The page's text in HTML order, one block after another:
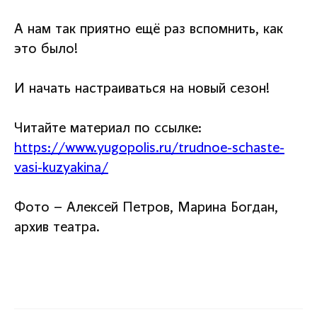
А нам так приятно ещё раз вспомнить, как
это было!
И начать настраиваться на новый сезон!
Читайте материал по ссылке:
https://www.yugopolis.ru/trudnoe-schaste-
vasi-kuzyakina/
Фото – Алексей Петров, Марина Богдан,
архив театра.